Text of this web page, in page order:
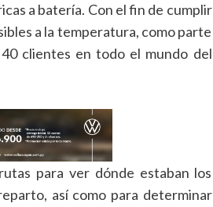
a batería. Con el fin de cumplir
a la temperatura, como parte
clientes en todo el mundo del
para ver dónde estaban los
así como para determinar